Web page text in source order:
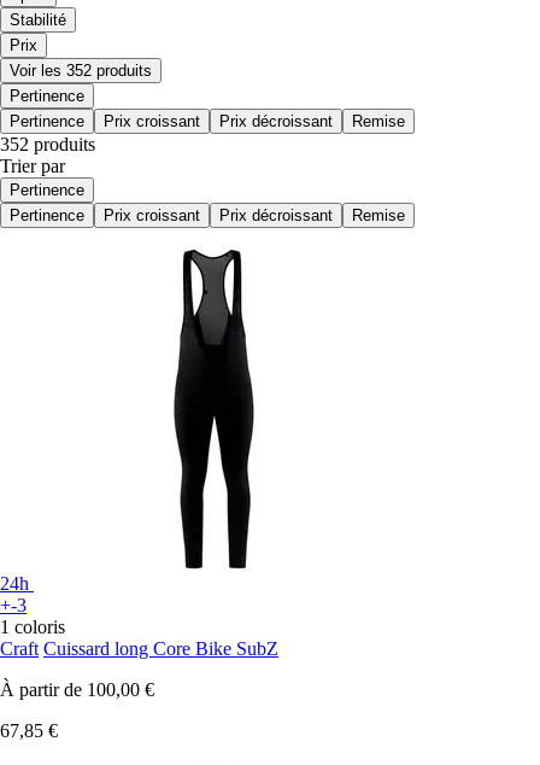
Stabilité
Prix
Voir les 352 produits
Pertinence
Pertinence
Prix croissant Prix décroissant Remise
352 produits
Trier par
Pertinence
Pertinence
Prix croissant Prix décroissant Remise
24h
+-3
1 coloris
Craft Cuissard long Core Bike SubZ
À partir de 100,00 €
67,85 €